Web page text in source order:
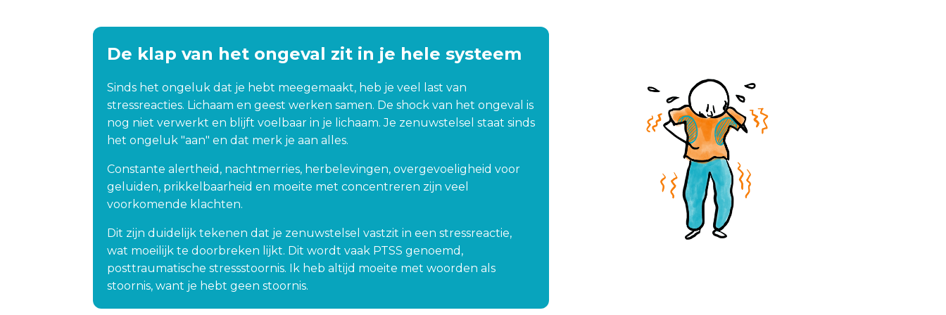
gesprekken met een
psycholoog, medicatie;
niets hielp. Twee jaar lang
Het kon mijn dag echt
verpesten als ik ergens een
ambulance of politieauto
tegenkwam.Door mijn
arbeidsdeskundige werd ik
verwezen naar Sylvia van
Rijzingen in Tilburg en ik
eerder naar haar toe had
kunnen gaan! Haar
methode werkte voor mij
echt heel goed; niks
gezegd was ik in het begin
best sceptisch.Omdat ik
net moeder was geworden,
Dat vond ik erg prettig.
Sylvia is ontzettend
vriendelijk en stelde me op
mijn gemak. Het proces
voelde soms wat
ongemakkelijk, maar dat
lag vooral aan mij, haha.Hoe
resultaat gehad. Ik merk
dat ik inmiddels veel
minder gespannen de weg
op ga en weer meer
wel tijd voor nodig heb
gehad om bij te komen
maar het was het alles wel
waard.Sylvia nogmaals
hartelijk dank, en voor de
lezer ga ervoor!
De klap van het ongeval zit in je hele systeem
Sinds het ongeluk dat je hebt meegemaakt, heb je veel last van
stressreacties. Lichaam en geest werken samen. De shock van het ongeval is
nog niet verwerkt en blijft voelbaar in je lichaam. Je zenuwstelsel staat sinds
het ongeluk "aan" en dat merk je aan alles.
Constante alertheid, nachtmerries, herbelevingen, overgevoeligheid voor
geluiden, prikkelbaarheid en moeite met concentreren zijn veel
voorkomende klachten.
Dit zijn duidelijk tekenen dat je zenuwstelsel vastzit in een stressreactie,
wat moeilijk te doorbreken lijkt. Dit wordt vaak PTSS genoemd,
posttraumatische stressstoornis. Ik heb altijd moeite met woorden als
stoornis, want je hebt geen stoornis.